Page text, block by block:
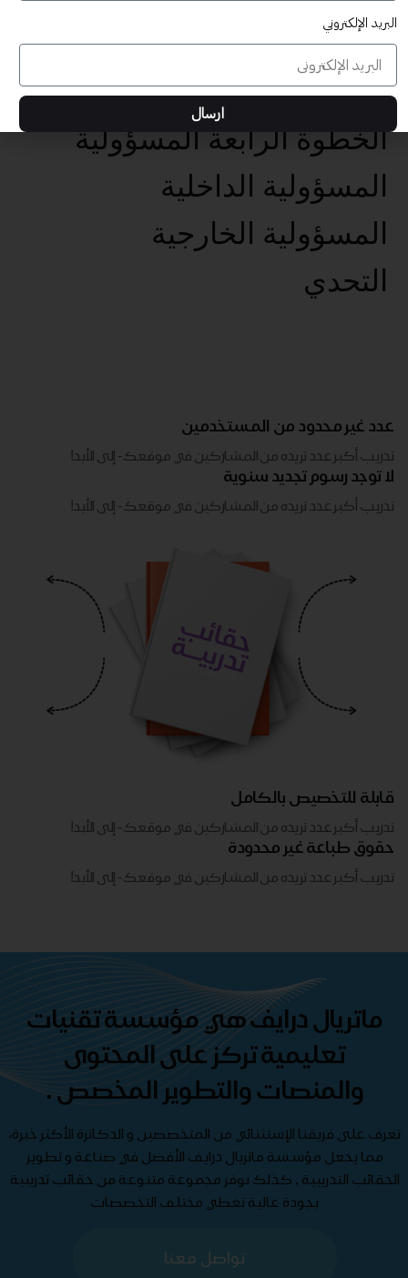
عناصر تحقيق الأهداف الخمس
تحديد الهدف الفعال
الخطوة الرابعة المسؤولية
المسؤولية الداخلية
المسؤولية الخارجية
التحدي
عدد غير محدود من المستخدمين
تدريب أكبر عدد تريده من المشاركين في موقعك - ​​إلى الأبد!
لا توجد رسوم تجديد سنوية
تدريب أكبر عدد تريده من المشاركين في موقعك - ​​إلى الأبد!
قابلة للتخصيص بالكامل
تدريب أكبر عدد تريده من المشاركين في موقعك - ​​إلى الأبد!
حقوق طباعة غير محدودة
تدريب أكبر عدد تريده من المشاركين في موقعك - ​​إلى الأبد!
ماتريال درايف هي مؤسسة تقنيات
تعليمية تركز على المحتوى
والمنصات والتطوير المخصص .
تعرف على فريقنا الإستثنائي من المتخصصين و الدكاترة الأكثر خبرة،
مما يجعل مؤسسة ماتريال درايف الأفضل في صناعة و تطوير
الحقائب التدريبية , كذلك نوفر مجموعة متنوعة من حقائب تدريبية
بجودة عالية تغطي مختلف التخصصات
تواصل معنا
البريد الإلكتروني
ارسال